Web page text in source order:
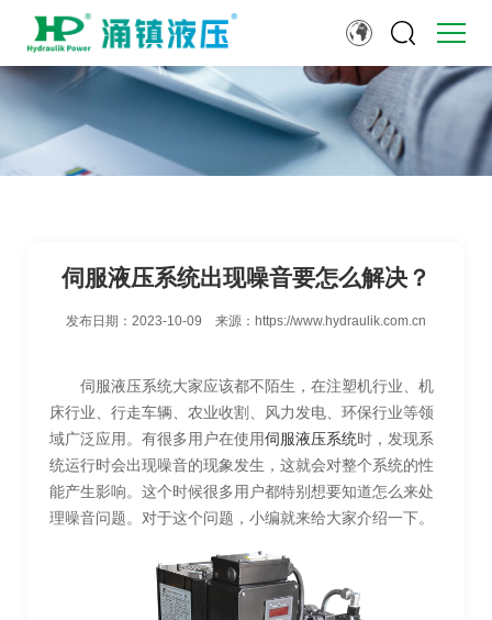
伺服液压系统出现噪音要怎么解决？
发布日期： 2023-10-09 来源： https://www.hydraulik.com.cn
伺服液压系统大家应该都不陌生，在注塑机行业、机
床行业、行走车辆、农业收割、风力发电、环保行业等领
域广泛应用。有很多用户在使用伺服液压系统时，发现系
统运行时会出现噪音的现象发生，这就会对整个系统的性
能产生影响。这个时候很多用户都特别想要知道怎么来处
理噪音问题。对于这个问题，小编就来给大家介绍一下。